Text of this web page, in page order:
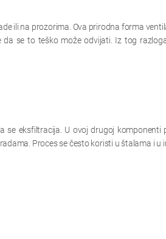
ili na prozorima. Ova prirodna forma
se to teško može odvijati. Iz tog
eksfiltracija. U ovoj drugoj komponenti
Proces se često koristi u štalama i u